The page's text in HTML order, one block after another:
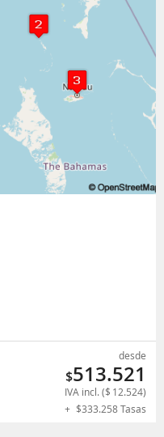
desde
$513.521
IVA incl. ($ 12.524)
+ $333.258Tasas